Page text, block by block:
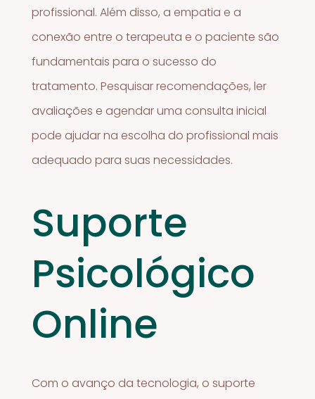
profissional. Além disso, a empatia e a
conexão entre o terapeuta e o paciente são
fundamentais para o sucesso do
tratamento. Pesquisar recomendações, ler
avaliações e agendar uma consulta inicial
pode ajudar na escolha do profissional mais
adequado para suas necessidades.
Suporte
Psicológico
Online
Com o avanço da tecnologia, o suporte